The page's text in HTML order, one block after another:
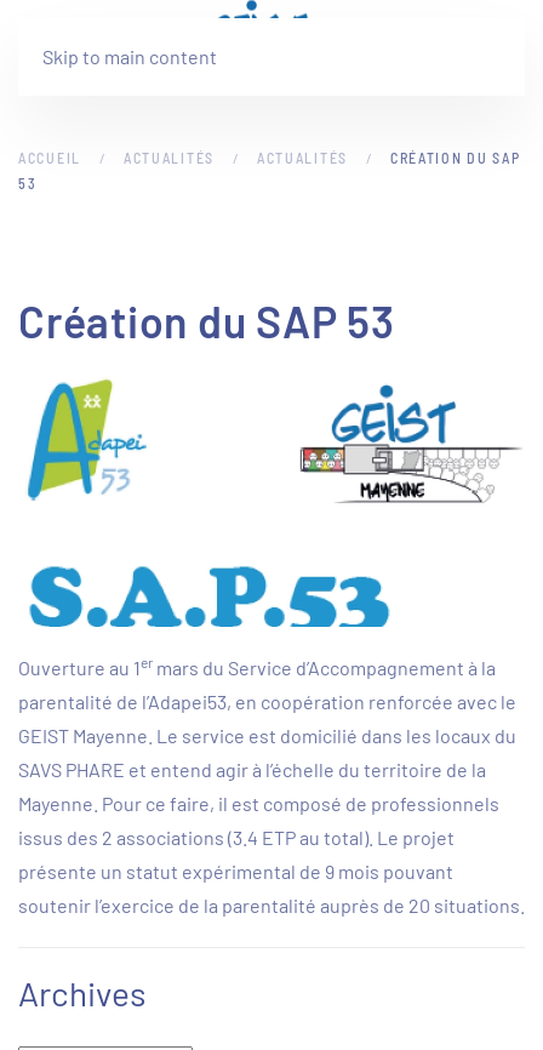
Skip to main content
ACCUEIL ACTUALITÉS ACTUALITÉS
CRÉATION DU SAP
53
Création du SAP 53
Ouverture au 1er mars du Service d’Accompagnement à la
parentalité de l’Adapei53, en coopération renforcée avec le
GEIST Mayenne. Le service est domicilié dans les locaux du
SAVS PHARE et entend agir à l’échelle du territoire de la
Mayenne. Pour ce faire, il est composé de professionnels
issus des 2 associations (3.4 ETP au total). Le projet
présente un statut expérimental de 9 mois pouvant
soutenir l’exercice de la parentalité auprès de 20 situations.
Archives